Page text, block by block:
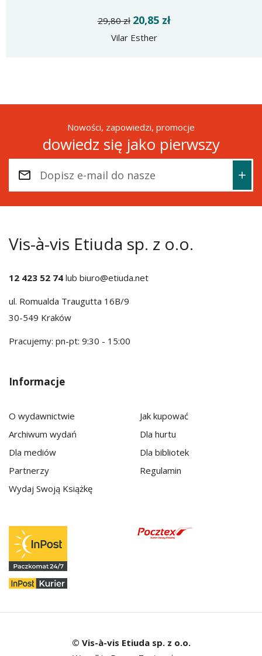
29,80 zł 20,85 zł
Vilar Esther
Nowości, zapowiedzi, promocje
dowiedz się jako pierwszy
Vis-à-vis Etiuda sp. z o.o.
12 423 52 74 lub biuro@etiuda.net
ul. Romualda Traugutta 16B/9
30-549 Kraków
Pracujemy: pn-pt: 9:30 - 15:00
Informacje
O wydawnictwie
Archiwum wydań
Dla mediów
Partnerzy
Wydaj Swoją Książkę
Jak kupować
Dla hurtu
Dla bibliotek
Regulamin
© Vis-à-vis Etiuda sp. z o.o.